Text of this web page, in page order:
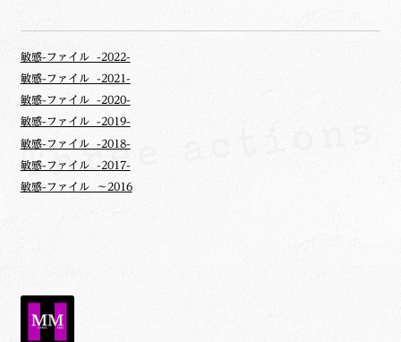
敏感-ファイル -2022-
敏感-ファイル -2021-
敏感-ファイル -2020-
敏感-ファイル -2019-
敏感-ファイル -2018-
敏感-ファイル -2017-
敏感-ファイル ～2016